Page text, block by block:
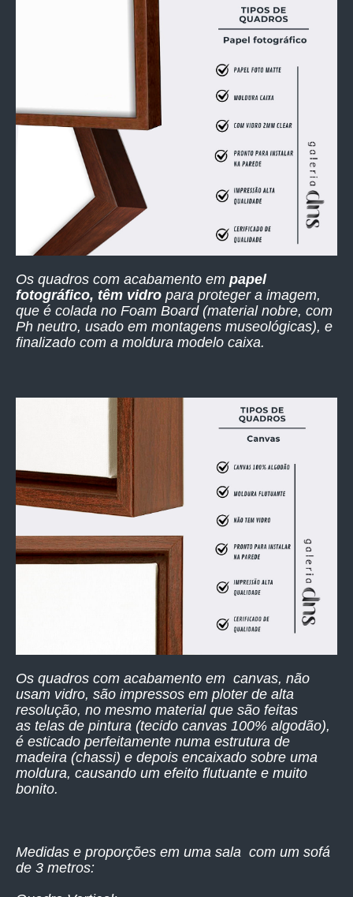
Os quadros com acabamento em papel
fotográfico, têm vidro para proteger a imagem,
que é colada no Foam Board (material nobre, com
Ph neutro, usado em montagens museológicas), e
finalizado com a moldura modelo caixa.
Os quadros com acabamento em canvas, não
usam vidro, são impressos em ploter de alta
resolução, no mesmo material que são feitas
as telas de pintura (tecido canvas 100% algodão),
é esticado perfeitamente numa estrutura de
madeira (chassi) e depois encaixado sobre uma
moldura, causando um efeito flutuante e muito
bonito.
Medidas e proporções em uma sala com um sofá
de 3 metros: